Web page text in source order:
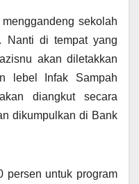
sekolah
Nanti di tempat yang
akan diletakkan
lebel Infak Sampah
diangkut secara
dikumpulkan di Bank
persen untuk program